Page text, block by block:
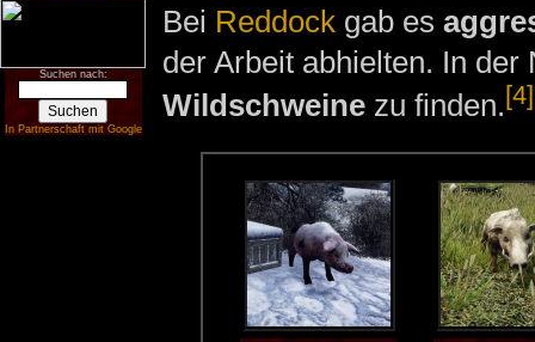
Suchen nach:
In Partnerschaft mit Google
Bei Reddockgab es
der Arbeit abhielten. In
Wildschweinezu finden. [4]